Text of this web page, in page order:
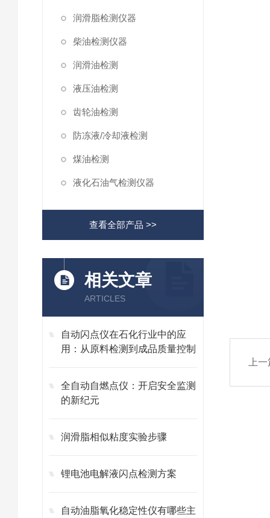
润滑脂检测仪器
柴油检测仪器
润滑油检测
液压油检测
齿轮油检测
防冻液/冷却液检测
煤油检测
液化石油气检测仪器
查看全部产品 >>
相关文章
ARTICLES
自动闪点仪在石化行业中的应
用：从原料检测到成品质量控制
全自动自燃点仪：开启安全监测
的新纪元
润滑脂相似粘度实验步骤
锂电池电解液闪点检测方案
自动油脂氧化稳定性仪有哪些主
上